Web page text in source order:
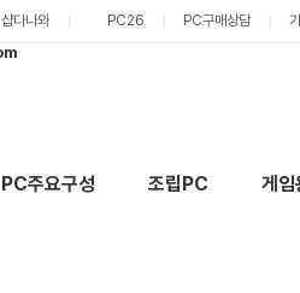
샵다나와 PC26 PC구매상담
PC주요구성 조립PC 게